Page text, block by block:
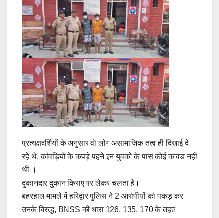
प्रत्यक्षदर्शियों के अनुसार वो लोग असामाजिक तत्व ही दिखाई दे
रहे थे, कांवड़ियों के कपड़े पहने इन युवकों के पास कोई कांवड नहीं
थी ।
दुकानदार दुकान किराए पर लेकर चलता है।
बहरहाल मामले में हरिद्वार पुलिस ने 2 आरोपीयों को पकड़ कर
उनके विरुद्ध, BNSS की धारा 126, 135, 170 के तहत